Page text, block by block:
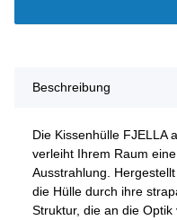
Beschreibung
Die Kissenhülle FJELLA
verleiht Ihrem Raum
Ausstrahlung.
die Hülle durch ihre
Struktur, die an die